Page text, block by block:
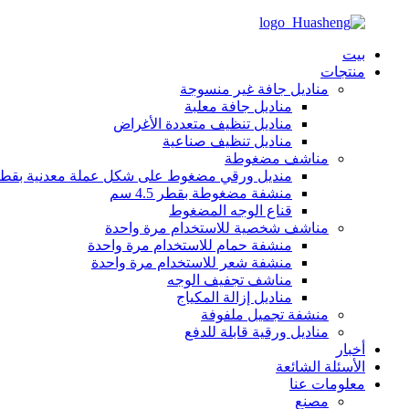
بيت
منتجات
مناديل جافة غير منسوجة
مناديل جافة معلبة
مناديل تنظيف متعددة الأغراض
مناديل تنظيف صناعية
مناشف مضغوطة
منديل ورقي مضغوط على شكل عملة معدنية بقطر 2
منشفة مضغوطة بقطر 4.5 سم
قناع الوجه المضغوط
مناشف شخصية للاستخدام مرة واحدة
منشفة حمام للاستخدام مرة واحدة
منشفة شعر للاستخدام مرة واحدة
مناشف تجفيف الوجه
مناديل إزالة المكياج
منشفة تجميل ملفوفة
مناديل ورقية قابلة للدفع
أخبار
الأسئلة الشائعة
معلومات عنا
مصنع